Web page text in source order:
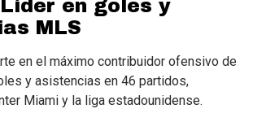
en goles y
MLS
en el máximo contribuidor ofensivo de
y asistencias en 46 partidos,
Miami y la liga estadounidense.